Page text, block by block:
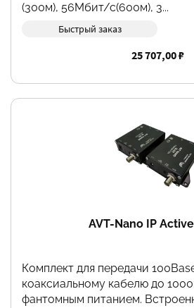
(300м), 56Мбит/с(600м), 3...
Быстрый заказ
25 707,00 ₽
AVT-Nano IP
Комплект для передачи
коаксиальному кабелю до
фантомным питанием.